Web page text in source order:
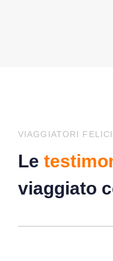
VIAGGIATORI FELICI
Le
viaggiato